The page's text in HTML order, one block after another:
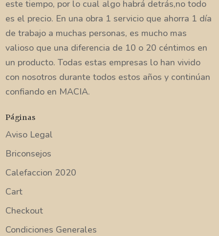
este tiempo, por lo cual algo habrá detrás,no todo
es el precio. En una obra 1 servicio que ahorra 1 día
de trabajo a muchas personas, es mucho mas
valioso que una diferencia de 10 o 20 céntimos en
un producto. Todas estas empresas lo han vivido
con nosotros durante todos estos años y continúan
confiando en MACIA.
Páginas
Aviso Legal
Briconsejos
Calefaccion 2020
Cart
Checkout
Condiciones Generales